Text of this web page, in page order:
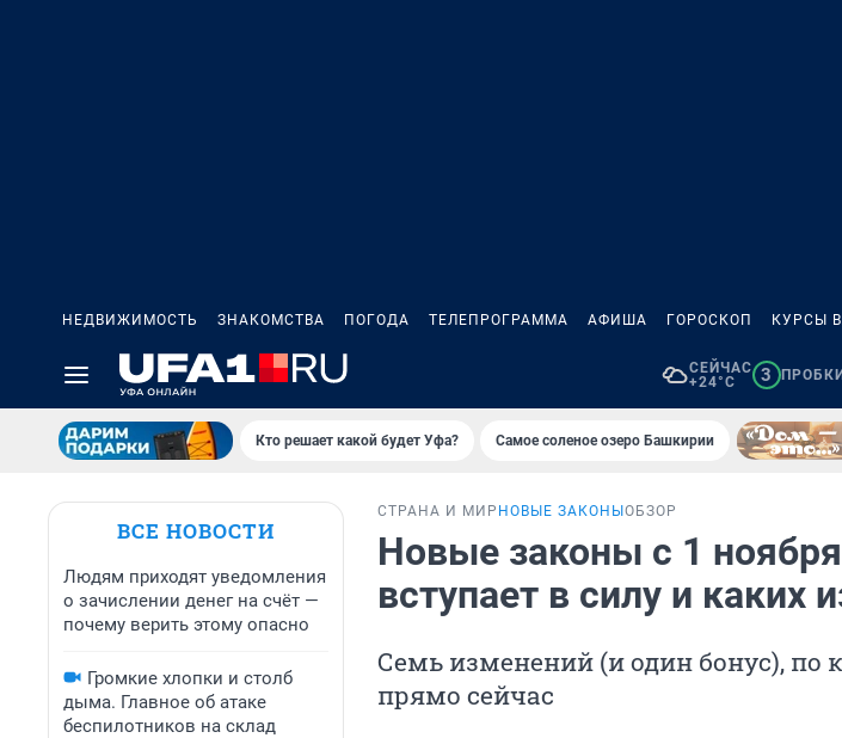
НЕДВИЖИМОСТЬ ЗНАКОМСТВА ПОГОДА ТЕЛЕПРОГРАММА АФИША ГОРОСКОП КУРСЫ
СЕЙЧАС
+24°C
3 ПРОБКИ
Кто решает какой будет Уфа? Самое соленое озеро Башкирии
ВСЕ НОВОСТИ
Людям приходят уведомления
о зачислении денег на счёт —
почему верить этому опасно
Громкие хлопки и столб
дыма. Главное об атаке
беспилотников на склад
СТРАНА И МИР НОВЫЕ ЗАКОНЫ ОБЗОР
Новые законы с 1
вступает в силу и каких
Семь изменений (и один бонус),
прямо сейчас